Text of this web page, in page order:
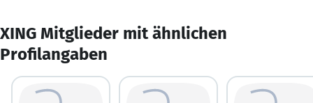
XING Mitglieder mit ähnlichen
Profilangaben